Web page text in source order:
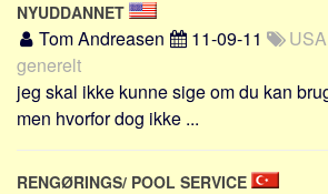
Job
Virksomhed
Investering
Forbrug
NYUDDANNET
Tom Andreasen 11-09-11
generelt
jeg skal ikke kunne sige om du kan
men hvorfor dog ikke ...
RENGØRINGS/ POOL SERVICE